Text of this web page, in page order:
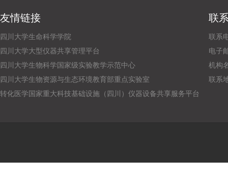
友情链接
四川大学生命科学学院
四川大学大型仪器共享管理平台
四川大学生物科学国家级实验教学示范中心
四川大学生物资源与生态环境教育部重点实验室
转化医学国家重大科技基础设施（四川）仪器设备共享服务平台
联
联系
电子
机构
联系